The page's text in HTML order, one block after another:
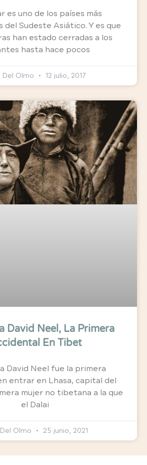
es uno de los países más
del Sudeste Asiático. Y es que
han estado cerradas a los
hasta hace pocos
Del Olmo 12 julio, 2017
David Neel, La Primera
En Tibet
David Neel fue la primera
entrar en Lhasa, capital del
mujer no tibetana a la que
el Dalai
Olmo 25 junio, 2021